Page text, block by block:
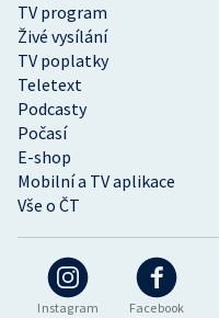
Instagram Facebook
TV program
Živé vysílání
TV poplatky
Teletext
Podcasty
Počasí
E-shop
Mobilní a TV aplikace
Vše o ČT